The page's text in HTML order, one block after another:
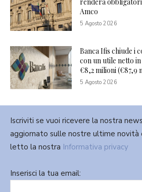
Amco
5 Agosto 2026
Banca Ifis chiude i
con un utile netto
€8,2 milioni (€87,9
5 Agosto 2026
Iscriviti se vuoi ricevere la nostra
aggiornato sulle nostre ultime
letto la nostra Informativa privacy
Inserisci la tua email: